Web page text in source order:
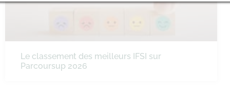
Le classement des meilleurs IFSI sur
Parcoursup 2026